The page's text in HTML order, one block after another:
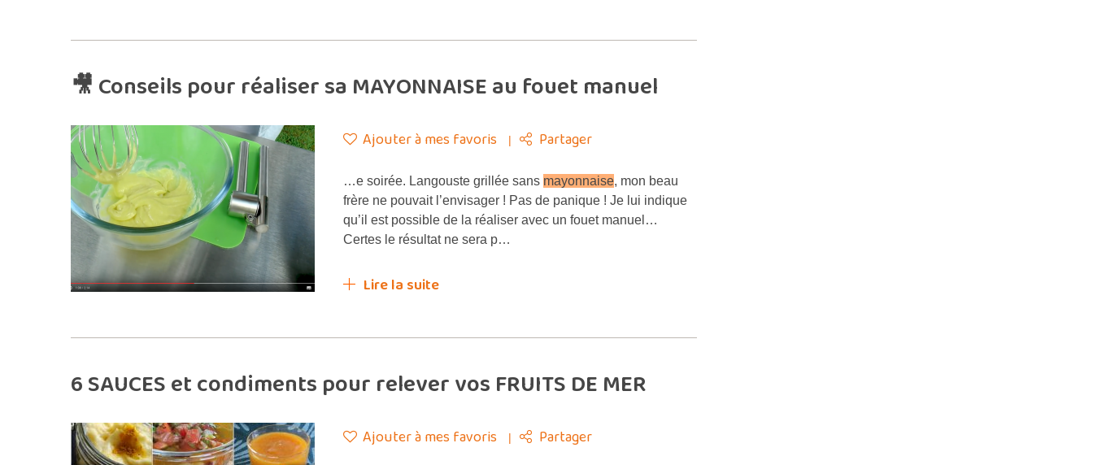
🎥 Conseils pour réaliser sa MAYONNAISE au fouet manuel
Ajouter à mes favoris Partager
…e soirée. Langouste grillée sans mayonnaise, mon beau
frère ne pouvait l’envisager ! Pas de panique ! Je lui indique
qu’il est possible de la réaliser avec un fouet manuel…
Certes le résultat ne sera p…
Lire la suite
6 SAUCES et condiments pour relever vos FRUITS DE MER
Ajouter à mes favoris Partager